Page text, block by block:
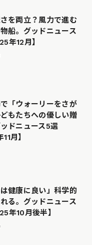
を両立？風力で進む
船。グッドニュース
年12月】
「ウォーリーをさが
もたちへの優しい贈
ドニュース5選
月】
は健康に良い」科学的
る。グッドニュース
年10月後半】